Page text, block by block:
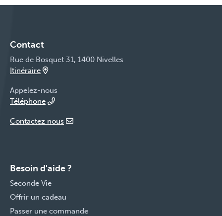
Contact
Rue de Bosquet 31, 1400 Nivelles
Itinéraire
Appelez-nous
Téléphone
Contactez nous
Besoin d'aide ?
Seconde Vie
Offrir un cadeau
Passer une commande